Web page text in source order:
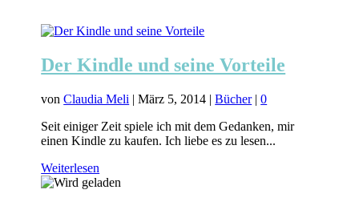
Der Kindle und seine Vorteile
vonClaudia Meli |März 5, 2014 |Bücher|0
Seit einiger Zeit spiele ich mit dem Gedanken, mir
einen Kindle zu kaufen. Ich liebe es zu lesen...
Weiterlesen